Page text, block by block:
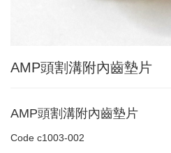
AMP頭割溝附內齒墊片
AMP頭割溝附內齒墊片
Code c1003-002